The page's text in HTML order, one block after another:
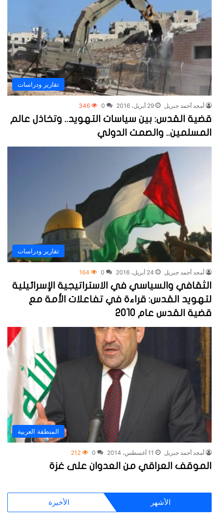
تقارير ودراسات
أمجد أحمد جبريل 29 أبريل، 2016 0
346
قضية القدس: بين سياسات التهويد.. وتخاذل عالم
المسلمين.. والصمت الدولي
تقارير ودراسات
أمجد أحمد جبريل 24 أبريل، 2016 0
164
الثقافي والسياسي في الاستراتيجية الإسرائيلية
لتهويد القدس: قراءة في تفاعلات الأمة مع
قضية القدس عام 2010
المنطقة العربية
أمجد أحمد جبريل 11 أغسطس، 2014 0
212
الموقف العراقي من العدوان على غزة
الأشهر الأخيرة